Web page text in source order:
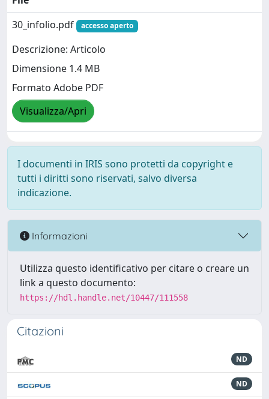
30_infolio.pdf
accesso aperto
Descrizione: Articolo
Dimensione 1.4 MB
Formato Adobe PDF
Visualizza/Apri
I documenti in IRIS sono protetti da copyright e
tutti i diritti sono riservati, salvo diversa
indicazione.
Informazioni
Utilizza questo identificativo per citare o creare un
link a questo documento:
https://hdl.handle.net/10447/111558
Citazioni
ND
ND